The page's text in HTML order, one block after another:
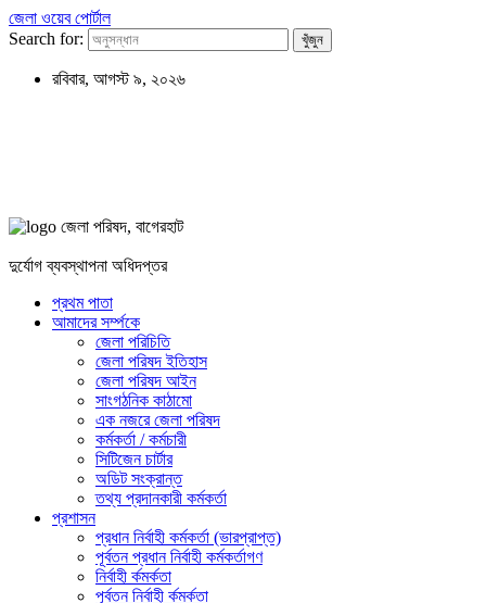
জেলা ওয়েব পোর্টাল
Search for:
রবিবার, আগস্ট ৯, ২০২৬
জেলা পরিষদ, বাগেরহাট
দুর্যোগ ব্যবস্থাপনা অধিদপ্তর
প্রথম পাতা
আমাদের সর্ম্পকে
জেলা পরিচিতি
জেলা পরিষদ ইতিহাস
জেলা পরিষদ আইন
সাংগঠনিক কাঠামো
এক নজরে জেলা পরিষদ
কর্মকর্তা / কর্মচারী
সিটিজেন চার্টার
অডিট সংক্রান্ত
তথ্য প্রদানকারী কর্মকর্তা
প্রশাসন
প্রধান নির্বাহী কর্মকর্তা (ভারপ্রাপ্ত)
পূর্বতন প্রধান নির্বাহী কর্মকর্তাগণ
নির্বাহী র্কমর্কতা
পূর্বতন নির্বাহী র্কমর্কতা